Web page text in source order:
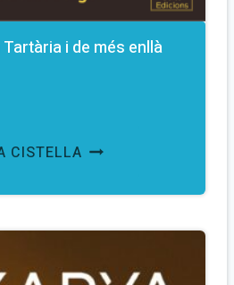
i de més enllà
CISTELLA